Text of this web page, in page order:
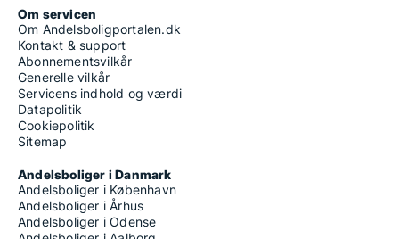
Om servicen
Om Andelsboligportalen.dk
Kontakt & support
Abonnementsvilkår
Generelle vilkår
Servicens indhold og værdi
Datapolitik
Cookiepolitik
Sitemap
Andelsboliger i Danmark
Andelsboliger i København
Andelsboliger i Århus
Andelsboliger i Odense